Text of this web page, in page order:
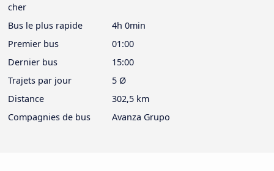
cher
Bus le plus rapide
4h 0min
Premier bus
01:00
Dernier bus
15:00
Trajets par jour
5 Ø
Distance
302,5 km
Compagnies de bus
Avanza Grupo